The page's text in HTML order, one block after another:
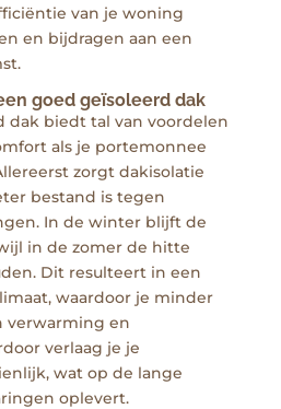
van je woning
en bijdragen aan een
goed geïsoleerd dak
dak biedt tal van voordelen
als je portemonnee
zorgt dakisolatie
bestand is tegen
In de winter blijft de
in de zomer de hitte
Dit resulteert in een
waardoor je minder
verwarming en
verlaag je je
wat op de lange
oplevert.